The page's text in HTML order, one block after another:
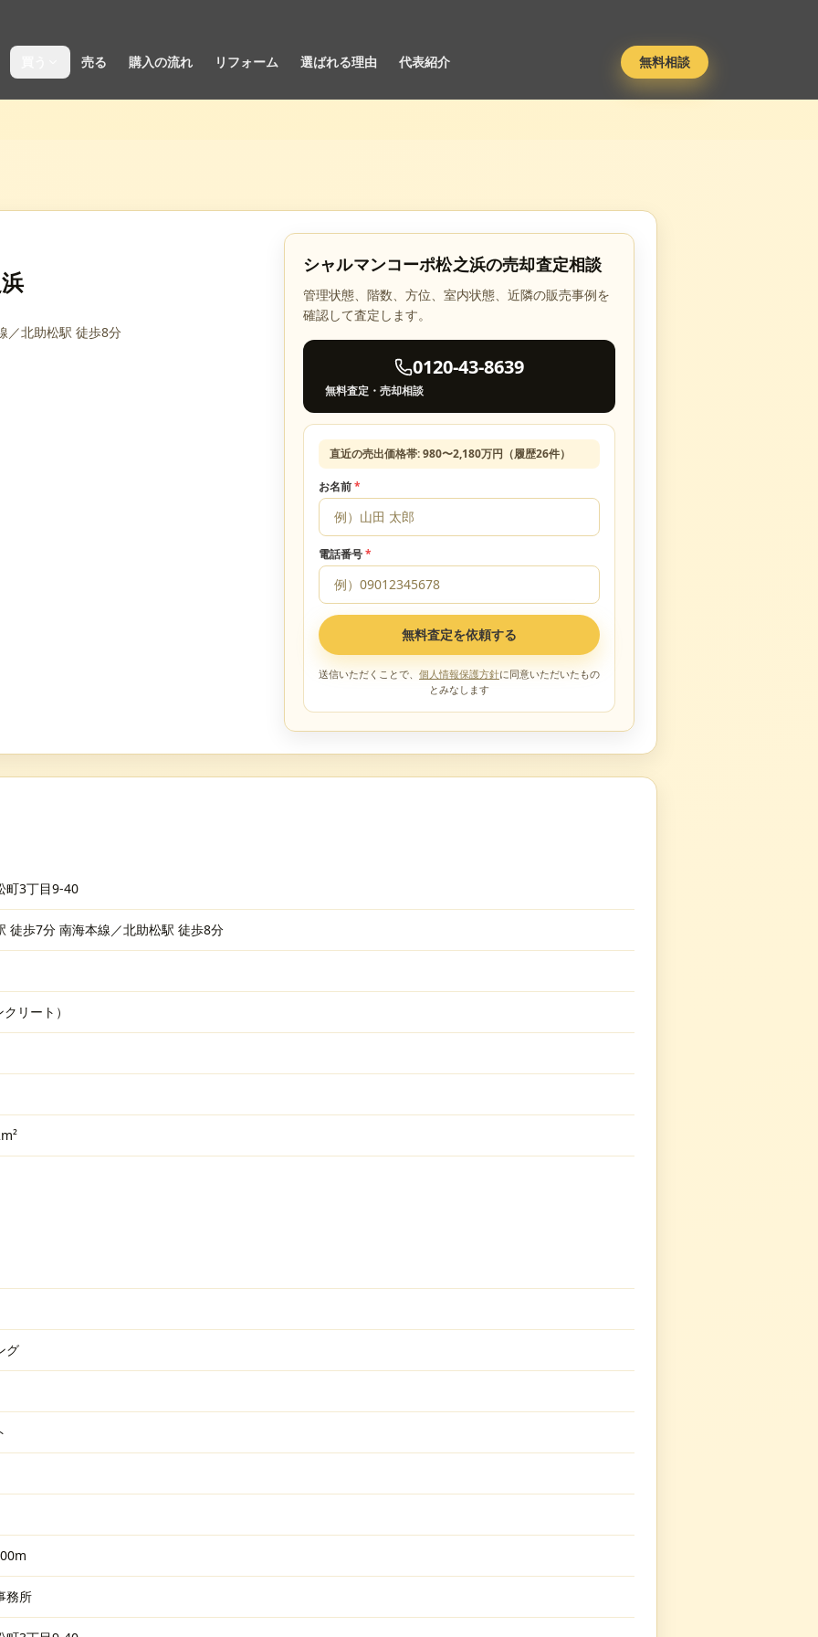
売る 購入の流れ リフォーム 選ばれる理由 代表紹介 無料相談
／北助松駅 徒歩8分
シャルマンコーポ松之浜の売却査定相談
管理状態、階数、方位、室内状態、近隣の販売事例を
確認して査定します。
0120-43-8639
無料査定・売却相談
直近の売出価格帯:980〜2,180万円（履歴26件）
お名前*
電話番号*
無料査定を依頼する
送信いただくことで、 個人情報保護方針に同意いただいたもの
とみなします
町3丁目9-40
徒歩7分 南海本線／北助松駅 徒歩8分
リート）
グ
務所